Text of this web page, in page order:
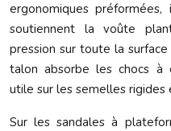
ergonomiques préformées,
soutiennent la voûte
pression sur toute la
talon absorbe les chocs à
utile sur les semelles rigides
Sur les sandales à